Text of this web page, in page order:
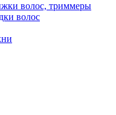
волос, триммеры
волос